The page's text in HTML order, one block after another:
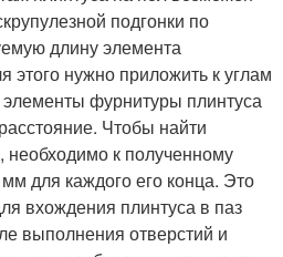
подгонки по
длину элемента
этого нужно приложить к углам
фурнитуры плинтуса
Чтобы найти
к полученному
для каждого его конца. Это
вхождения плинтуса в паз
выполнения отверстий и